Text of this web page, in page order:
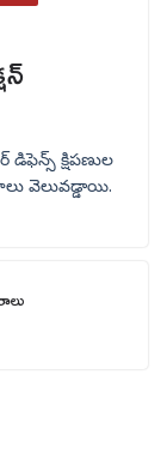
క్షిపణుల
వెలువడ్డాయి.